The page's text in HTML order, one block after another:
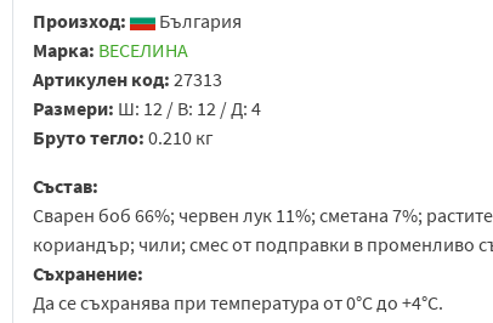
Произход:
България
Марка: ВЕСЕЛИНА
Артикулен код: 27313
Размери: Ш: 12 / В: 12 / Д: 4
Бруто тегло: 0.210 кг
Състав:
Сварен боб 66%; червен лук 11%; сметана 7%;
кориандър; чили; смес от подправки в променливо
Съхранение:
Да се съхранява при температура от 0°C до +4°C.